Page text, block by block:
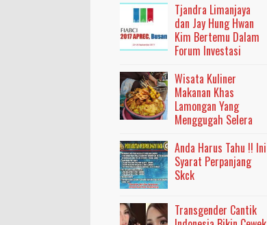
Tjandra Limanjaya
dan Jay Hung Hwan
Kim Bertemu Dalam
Forum Investasi
Wisata Kuliner
Makanan Khas
Lamongan Yang
Menggugah Selera
Anda Harus Tahu !! Ini
Syarat Perpanjang
Skck
Transgender Cantik